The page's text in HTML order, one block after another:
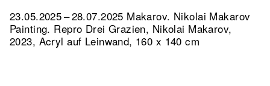
23.05.2025 – 28.07.2025 Makarov. Nikolai Makarov
Painting. Repro Drei Grazien, Nikolai Makarov,
2023, Acryl auf Leinwand, 160 x 140 cm